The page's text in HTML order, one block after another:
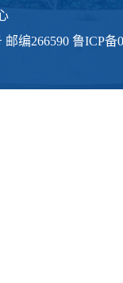
编266590 鲁ICP备